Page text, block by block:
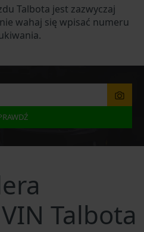
Talbota jest zazwyczaj
wahaj się wpisać numeru
Talbota